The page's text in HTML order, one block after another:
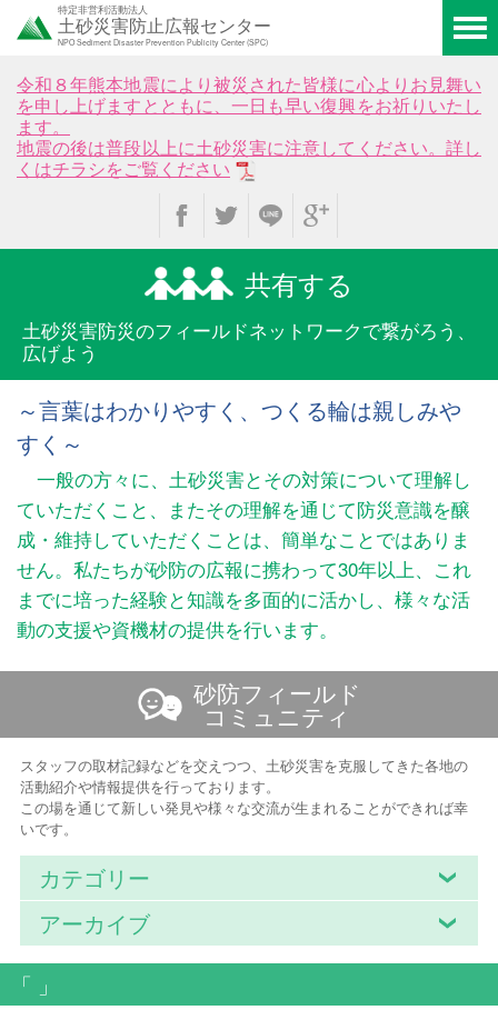
特定非営利活動法人
土砂災害防止広報センター
NPO Sediment Disaster Prevention Publicity Center (SPC)
令和８年熊本地震により被災された皆様に心よりお見舞い
を申し上げますとともに、一日も早い復興をお祈りいたし
ます。
地震の後は普段以上に土砂災害に注意してください。詳し
くはチラシをご覧ください
共有する
土砂災害防災のフィールドネットワークで繋がろう、
広げよう
～言葉はわかりやすく、つくる輪は親しみや
すく～
一般の方々に、土砂災害とその対策について理解し
ていただくこと、またその理解を通じて防災意識を醸
成・維持していただくことは、簡単なことではありま
せん。私たちが砂防の広報に携わって30年以上、これ
までに培った経験と知識を多面的に活かし、様々な活
動の支援や資機材の提供を行います。
砂防フィールド
コミュニティ
スタッフの取材記録などを交えつつ、土砂災害を克服してきた各地の
活動紹介や情報提供を行っております。
この場を通じて新しい発見や様々な交流が生まれることができれば幸
いです。
カテゴリー
アーカイブ
「 」